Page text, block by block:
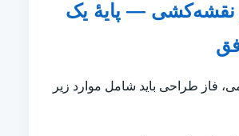
— پایهٔ یک
فاز طراحی باید شامل موارد زیر